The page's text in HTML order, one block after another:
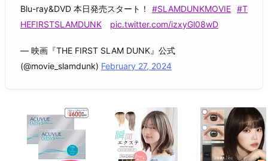
Blu-ray&DVD 本日発売スタート！ #SLAMDUNKMOVIE #T
HEFIRSTSLAMDUNK
pic.twitter.com/izxyGl08wD
— 映画『THE FIRST SLAM DUNK』公式
(@movie_slamdunk) February 27, 2024